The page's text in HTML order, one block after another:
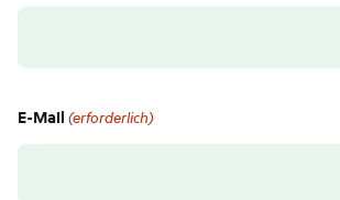
E-Mail (erforderlich)